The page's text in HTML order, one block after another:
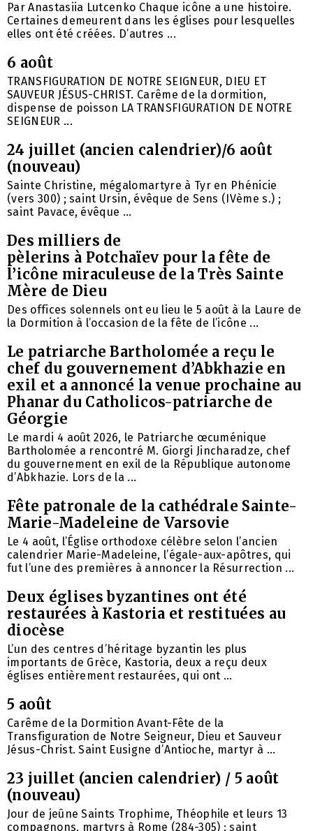
Par Anastasiia Lutcenko Chaque icône a une histoire.
Certaines demeurent dans les églises pour lesquelles
elles ont été créées. D’autres ...
6 août
TRANSFIGURATION DE NOTRE SEIGNEUR, DIEU ET
SAUVEUR JÉSUS-CHRIST. Carême de la dormition,
dispense de poisson LA TRANSFIGURATION DE NOTRE
SEIGNEUR ...
24 juillet (ancien calendrier)/6 août
(nouveau)
Sainte Christine, mégalomartyre à Tyr en Phénicie
(vers 300) ; saint Ursin, évêque de Sens (IVème s.) ;
saint Pavace, évêque ...
Des milliers de
pèlerins à Potchaïev pour la fête de
l’icône miraculeuse de la Très Sainte
Mère de Dieu
Des offices solennels ont eu lieu le 5 août à la Laure de
la Dormition à l’occasion de la fête de l’icône ...
Le patriarche Bartholomée a reçu le
chef du gouvernement d’Abkhazie en
exil et a annoncé la venue prochaine au
Phanar du Catholicos-patriarche de
Géorgie
Le mardi 4 août 2026, le Patriarche œcuménique
Bartholomée a rencontré M. Giorgi Jincharadze, chef
du gouvernement en exil de la République autonome
d’Abkhazie. Lors de la ...
Fête patronale de la cathédrale Sainte-
Marie-Madeleine de Varsovie
Le 4 août, l’Église orthodoxe célèbre selon l’ancien
calendrier Marie-Madeleine, l’égale-aux-apôtres, qui
fut l’une des premières à annoncer la Résurrection ...
Deux églises byzantines ont été
restaurées à Kastoria et restituées au
diocèse
L’un des centres d’héritage byzantin les plus
importants de Grèce, Kastoria, deux a reçu deux
églises entièrement restaurées, qui ont ...
5 août
Carême de la Dormition Avant-Fête de la
Transfiguration de Notre Seigneur, Dieu et Sauveur
Jésus-Christ. Saint Eusigne d’Antioche, martyr à ...
23 juillet (ancien calendrier) / 5 août
(nouveau)
Jour de jeûne Saints Trophime, Théophile et leurs 13
compagnons, martyrs à Rome (284-305) ; saint